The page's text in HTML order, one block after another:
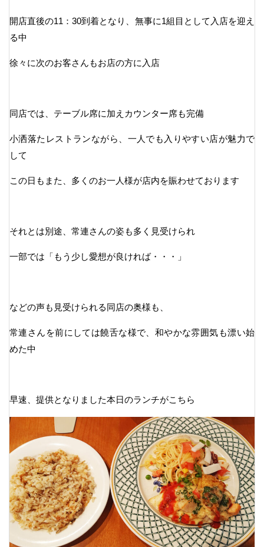
開店直後の11：30到着となり、無事に1組目として入店を迎え
る中
徐々に次のお客さんもお店の方に入店
同店では、テーブル席に加えカウンター席も完備
小洒落たレストランながら、一人でも入りやすい店が魅力で
して
この日もまた、多くのお一人様が店内を賑わせております
それとは別途、常連さんの姿も多く見受けられ
一部では「もう少し愛想が良ければ・・・」
などの声も見受けられる同店の奥様も、
常連さんを前にしては饒舌な様で、和やかな雰囲気も漂い始
めた中
早速、提供となりました本日のランチがこちら